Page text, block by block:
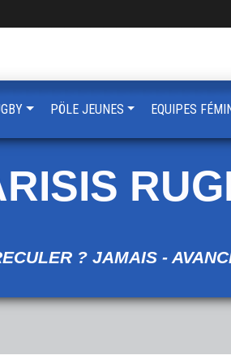
? JAMAIS -
PÖLE JEUNES EQUIPES